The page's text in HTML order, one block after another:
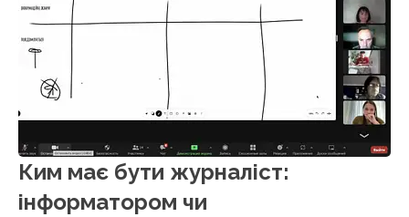
Ким має бути журналіст:
інформатором чи